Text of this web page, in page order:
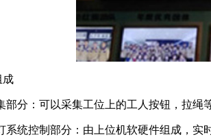
分：可以采集工位上的工人按钮，拉绳
系统控制部分：由上位机软硬件组成，实